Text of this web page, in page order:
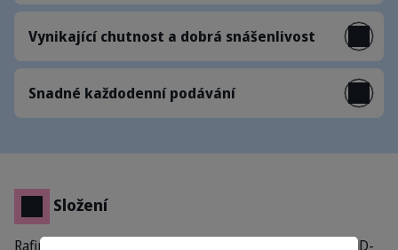
Vynikající chutnost a dobrá snášenlivost
Snadné každodenní podávání
Složení
Rafinovaný rostlinný olej (olivový a koprový), N-acetyl-D-